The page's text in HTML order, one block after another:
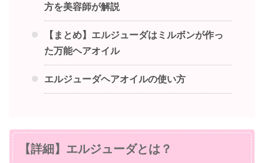
方を美容師が解説
【まとめ】エルジューダはミルボンが作っ
た万能ヘアオイル
エルジューダヘアオイルの使い方
【詳細】エルジューダとは？